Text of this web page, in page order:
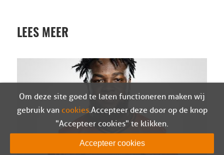
LEES MEER
Om deze site goed te laten functioneren maken wij
gebruik van cookies. Accepteer deze door op de knop
"Accepteer cookies" te klikken.
Accepteer cookies